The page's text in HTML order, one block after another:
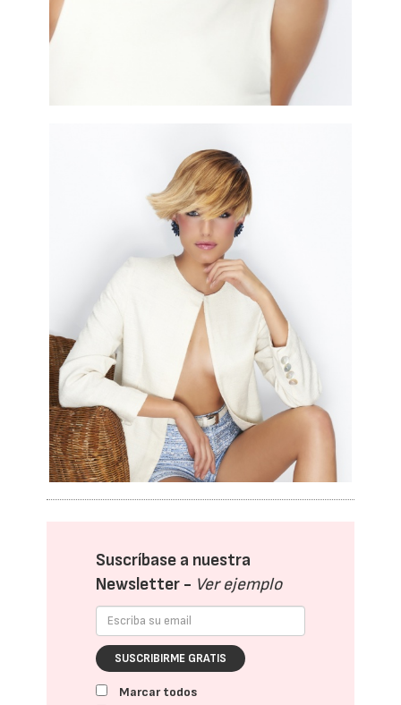
Suscríbase a nuestra
Newsletter - Ver ejemplo
SUSCRIBIRME GRATIS
Marcar todos